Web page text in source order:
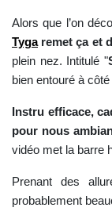
Alors que l’on
Tygaremet ça et
plein nez. Intitulé "
bien entouré à
Instru efficace,
pour nous
vidéo met la barre
Prenant des
probablement